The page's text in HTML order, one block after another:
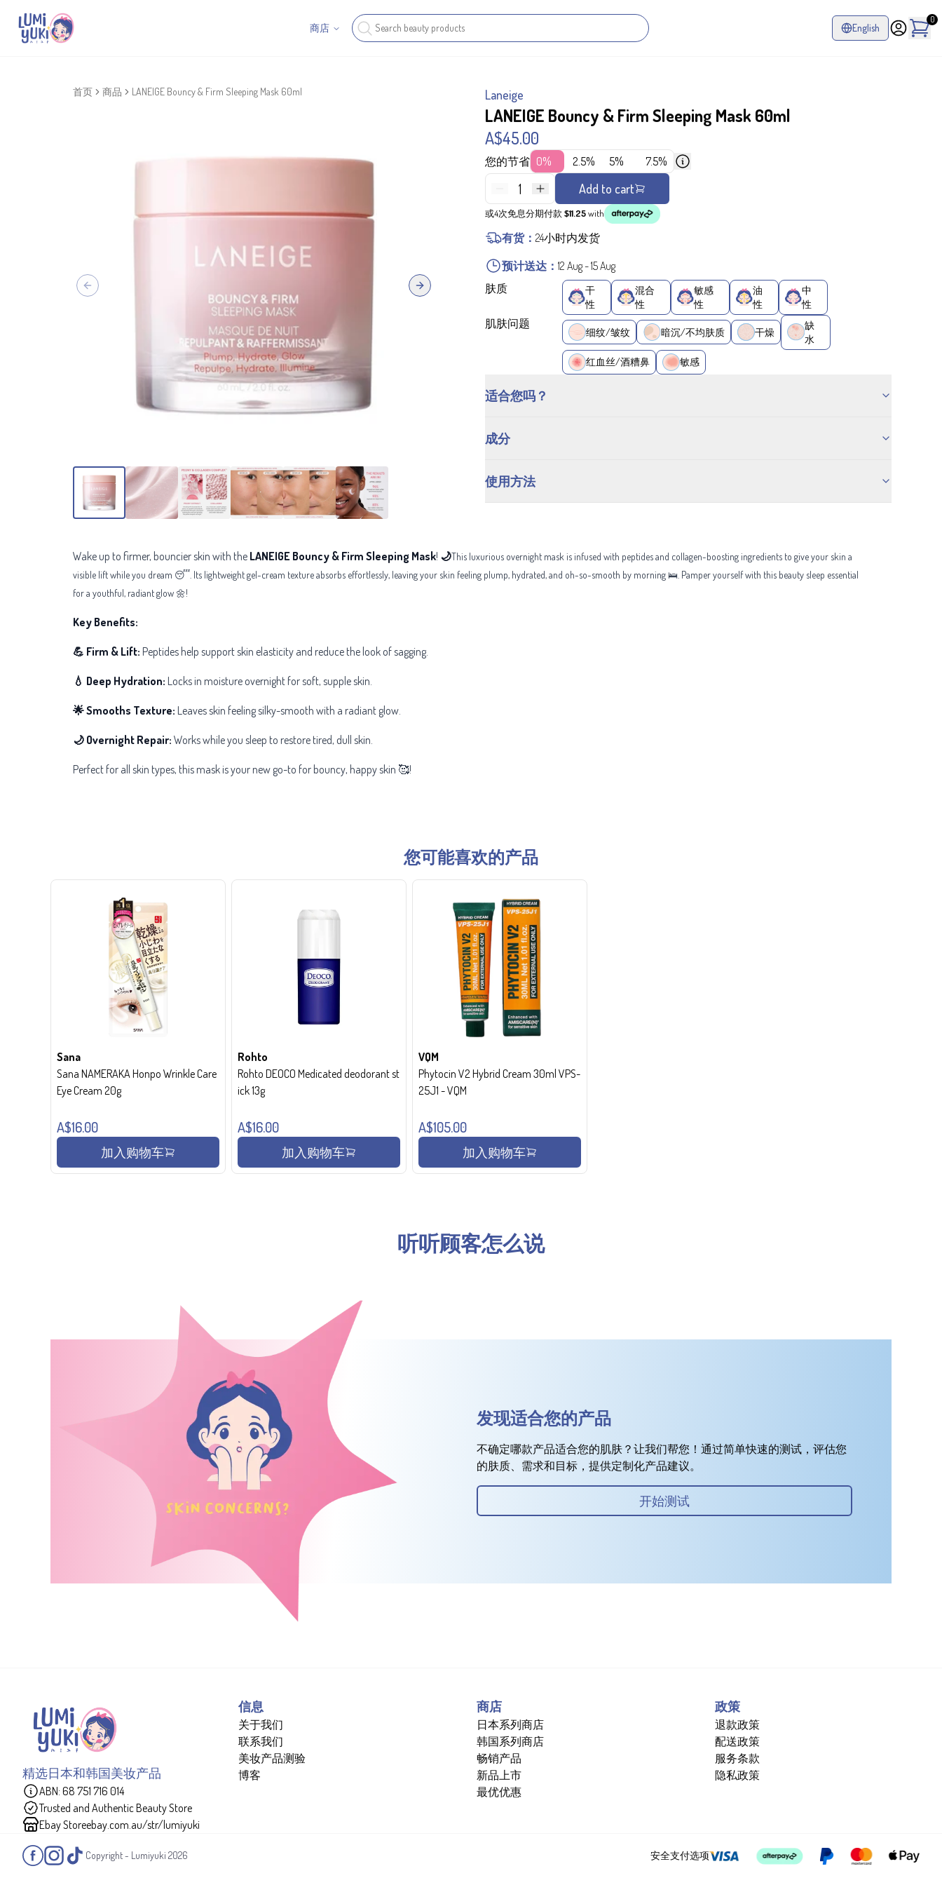
商店 English
0
首页 商品 LANEIGE Bouncy & Firm Sleeping Mask 60ml
Previous slide Next slide
Laneige
LANEIGE Bouncy & Firm Sleeping Mask 60ml
A$45.00
您的节省 0% 2.5% 5% 7.5%
1 Add to cart
或4次免息分期付款 $11.25with
有货： 24小时内发货
预计送达： 12 Aug-15 Aug
肤质
干
性
混合
性
敏感
性
油
性
中
性
肌肤问题
细纹/皱纹 暗沉/不均肤质 干燥
缺
水
红血丝/酒糟鼻
敏感
适合您吗？
成分
使用方法
Wake up to firmer, bouncier skin with the LANEIGE Bouncy & Firm Sleeping Mask! 🌙This luxurious overnight mask is infused with peptides and collagen-boosting ingredients to give your skin a
visible lift while you dream 😴. Its lightweight gel-cream texture absorbs effortlessly, leaving your skin feeling plump, hydrated, and oh-so-smooth by morning 🛌. Pamper yourself with this beauty sleep essential
for a youthful, radiant glow 🌼!
Key Benefits:
💪 Firm & Lift: Peptides help support skin elasticity and reduce the look of sagging.
💧 Deep Hydration: Locks in moisture overnight for soft, supple skin.
🌟 Smooths Texture: Leaves skin feeling silky-smooth with a radiant glow.
🌙 Overnight Repair: Works while you sleep to restore tired, dull skin.
Perfect for all skin types, this mask is your new go-to for bouncy, happy skin 🥰!
您可能喜欢的产品
Sana
Sana NAMERAKA Honpo Wrinkle Care
Eye Cream 20g
A$16.00
加入购物车
Rohto
Rohto DEOCO Medicated deodorant st
ick 13g
A$16.00
加入购物车
VQM
Phytocin V2 Hybrid Cream 30ml VPS-
25J1 - VQM
A$105.00
加入购物车
听听顾客怎么说
发现适合您的产品
不确定哪款产品适合您的肌肤？让我们帮您！通过简单快速的测试，评估您
的肤质、需求和目标，提供定制化产品建议。
开始测试
精选日本和韩国美妆产品
ABN: 68 751 716 014
Trusted and Authentic Beauty Store
Ebay Storeebay.com.au/str/lumiyuki
信息
关于我们
联系我们
美妆产品测验
博客
商店
日本系列商店
韩国系列商店
畅销产品
新品上市
最优优惠
政策
退款政策
配送政策
服务条款
隐私政策
Copyright - Lumiyuki 2026 安全支付选项